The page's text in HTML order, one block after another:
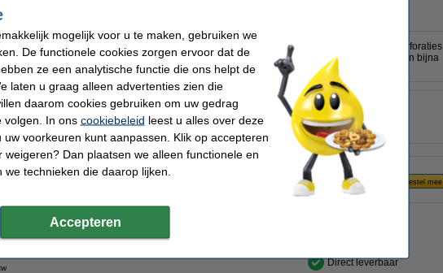
mm transparant (500 etiketten)
Avery 3510 versterkingsringen hebben een diameter van 13 mm en zijn ontworpen om perforaties
Zo voorkomt u dat geperforeerd papier uitscheurt. De transparante verstevigingsringen vallen bijna
geleverd in een doosje van 500 stuks.
Avery
transparant
versteviging Aantal etiketten:
500
Aantal vellen: 1 vellen
assorti A4 (30 stuks)
Direct leverbaar
mogelijk voor u te maken, gebruiken we
De functionele cookies zorgen ervoor dat de
ze een analytische functie die ons helpt de
laten u graag alleen advertenties zien die
daarom cookies gebruiken om uw gedrag
volgen. In ons cookiebeleid leest u alles over deze
voorkeuren kunt aanpassen. Klik op accepteren
Dan plaatsen we alleen functionele en
technieken die daarop lijken.
Accepteren